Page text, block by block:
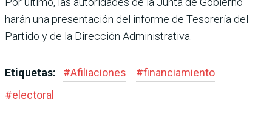
harán una presentación del informe de Tesorería del
Partido y de la Dirección Administrativa.
Etiquetas: #Afiliaciones #financiamiento
#electoral